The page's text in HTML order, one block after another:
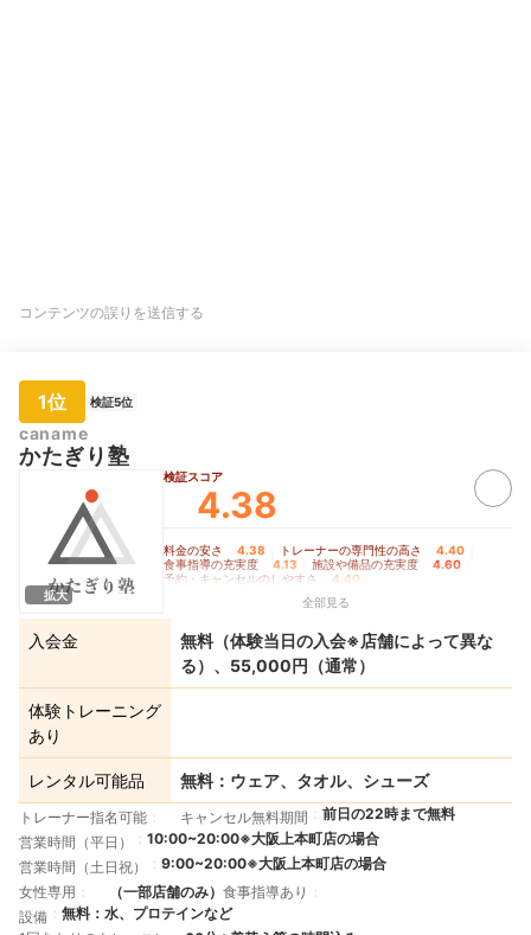
コンテンツの誤りを送信する
1位 検証5位
caname
かたぎり塾
拡大
検証スコア
4.38
料金の安さ 4.38 トレーナーの専門性の高さ 4.40
食事指導の充実度 4.13 施設や備品の充実度 4.60
予約・キャンセルのしやすさ
4.40
全部見る
入会金
無料（体験当日の入会※店舗によって異な
る）、55,000円（通常）
体験トレーニング
あり
レンタル可能品 無料：ウェア、タオル、シューズ
トレーナー指名可能 キャンセル無料期間
前日の22時まで無料
営業時間（平日）
10:00~20:00※大阪上本町店の場合
営業時間（土日祝）
9:00~20:00※大阪上本町店の場合
女性専用
（一部店舗のみ） 食事指導あり
設備
無料：水、プロテインなど